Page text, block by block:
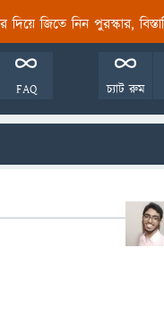
দিয়ে জিতে নিন পুরস্কার,
FAQ চ্যাট রুম